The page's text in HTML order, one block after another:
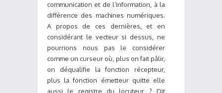
communication et de l’information, à la
différence des machines numériques.
A propos de ces dernières, et en
considérant le vecteur si dessus, ne
pourrions nous pas le considérer
comme un curseur où, plus on fait pâlir,
on déqualifie la fonction récepteur,
plus la fonction émetteur quitte elle
aussi le registre du locuteur ? Dit